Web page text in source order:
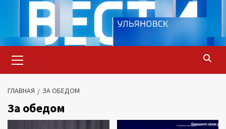
содержимому
меню
ГЛАВНАЯ ЗА ОБЕДОМ
За обедом